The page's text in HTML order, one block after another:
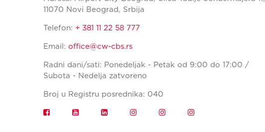
11070 Novi Beograd, Srbija
Telefon: + 381 11 22 58 777
Email: office@cw-cbs.rs
Radni dani/sati: Ponedeljak - Petak od 9:00 do 17:00 /
Subota - Nedelja zatvoreno
Broj u Registru posrednika: 040